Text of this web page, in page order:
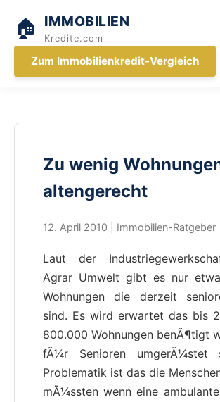
🏠 IMMOBILIEN
Kredite.com
Zum Immobilienkredit-Vergleich
Zu wenig
altengerecht
12. April 2010 | Immobilien-Ratgeber
Laut der
Agrar Umwelt gibt es nur
Wohnungen die derzeit
sind. Es wird erwartet das bis
800.000 Wohnungen benÃ¶tigt
fÃ¼r Senioren umgerÃ¼stet
Problematik ist das die
mÃ¼ssten wenn eine